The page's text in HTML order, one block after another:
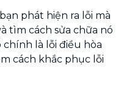
phát hiện ra lỗi mà
tìm cách sửa chữa nó
là lỗi điều hòa
cách khắc phục lỗi